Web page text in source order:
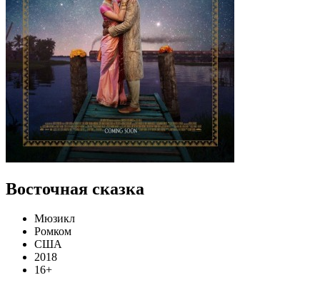
Восточная сказка
Мюзикл
Ромком
США
2018
16+